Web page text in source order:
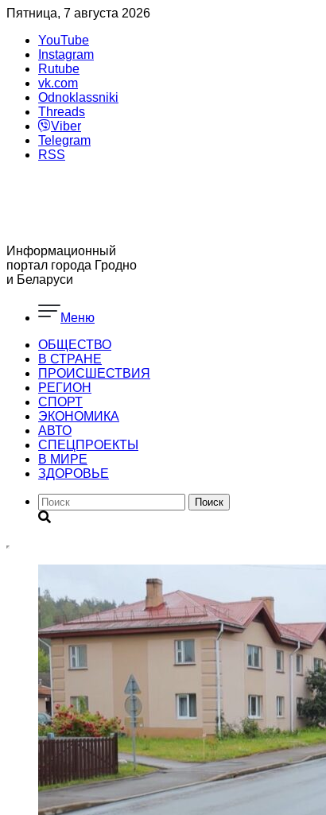
Пятница, 7 августа 2026
YouTube
Instagram
Rutube
vk.com
Odnoklassniki
Threads
Viber
Telegram
RSS
Информационный
портал города Гродно
и Беларуси
Меню
ОБЩЕСТВО
В СТРАНЕ
ПРОИСШЕСТВИЯ
РЕГИОН
CПОРТ
ЭКОНОМИКА
АВТО
СПЕЦПРОЕКТЫ
В МИРЕ
ЗДОРОВЬЕ
Поиск